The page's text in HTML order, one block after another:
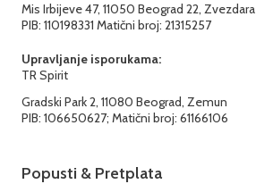
Mis Irbijeve 47, 11050 Beograd 22, Zvezdara
PIB: 110198331 Matični broj: 21315257
Upravljanje isporukama:
TR Spirit
Gradski Park 2, 11080 Beograd, Zemun
PIB: 106650627; Matični broj: 61166106
Popusti & Pretplata